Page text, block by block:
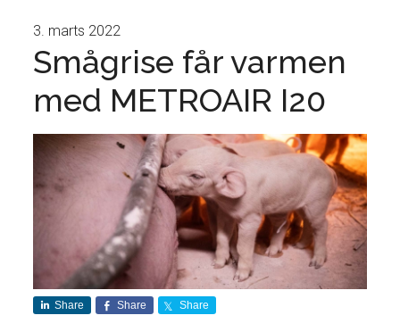
3. marts 2022
Smågrise får varmen
med METROAIR I20
Share Share Share